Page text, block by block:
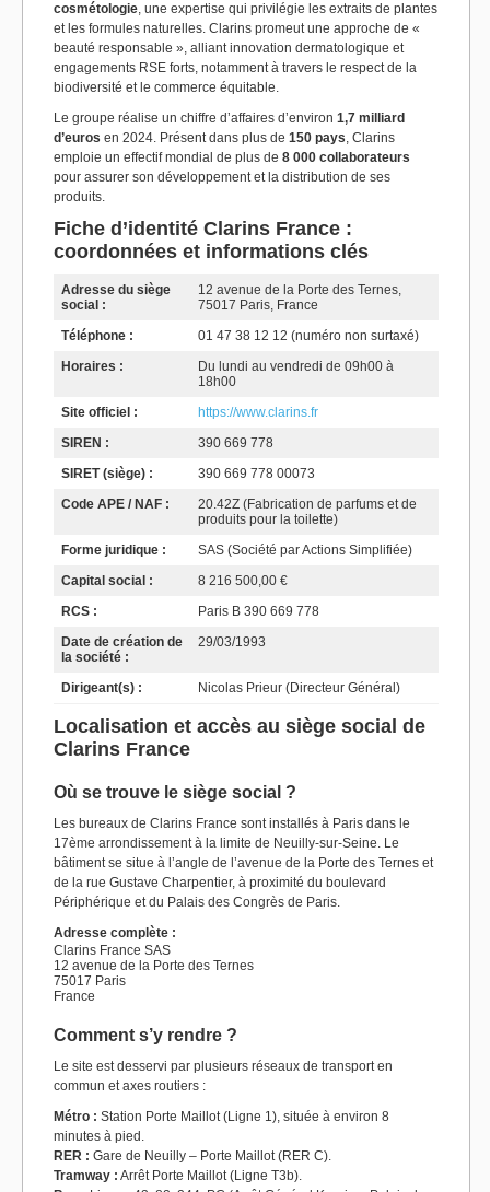
cosmétologie, une expertise qui privilégie les extraits de plantes
et les formules naturelles. Clarins promeut une approche de «
beauté responsable », alliant innovation dermatologique et
engagements RSE forts, notamment à travers le respect de la
biodiversité et le commerce équitable.
Le groupe réalise un chiffre d’affaires d’environ 1,7 milliard
d’euros en 2024. Présent dans plus de 150 pays, Clarins
emploie un effectif mondial de plus de 8 000 collaborateurs
pour assurer son développement et la distribution de ses
produits.
Fiche d’identité Clarins France :
coordonnées et informations clés
Adresse du siège
social :
12 avenue de la Porte des Ternes,
75017 Paris, France
Téléphone :
01 47 38 12 12 (numéro non surtaxé)
Horaires :
Du lundi au vendredi de 09h00 à
18h00
Site officiel :
https://www.clarins.fr
SIREN :
390 669 778
SIRET (siège) :
390 669 778 00073
Code APE / NAF :
20.42Z (Fabrication de parfums et de
produits pour la toilette)
Forme juridique :
SAS (Société par Actions Simplifiée)
Capital social :
8 216 500,00 €
RCS :
Paris B 390 669 778
Date de création de
la société :
29/03/1993
Dirigeant(s) : Nicolas Prieur (Directeur Général)
Localisation et accès au siège social de
Clarins France
Où se trouve le siège social ?
Les bureaux de Clarins France sont installés à Paris dans le
17ème arrondissement à la limite de Neuilly-sur-Seine. Le
bâtiment se situe à l’angle de l’avenue de la Porte des Ternes et
de la rue Gustave Charpentier, à proximité du boulevard
Périphérique et du Palais des Congrès de Paris.
Adresse complète :
Clarins France SAS
12 avenue de la Porte des Ternes
75017 Paris
France
Comment s’y rendre ?
Le site est desservi par plusieurs réseaux de transport en
commun et axes routiers :
Métro : Station Porte Maillot (Ligne 1), située à environ 8
minutes à pied.
RER : Gare de Neuilly – Porte Maillot (RER C).
Tramway : Arrêt Porte Maillot (Ligne T3b).